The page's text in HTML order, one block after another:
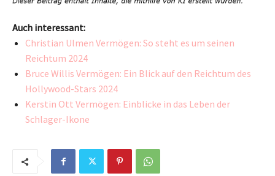
Auch interessant:
Christian Ulmen Vermögen: So steht es um seinen
Reichtum 2024
Bruce Willis Vermögen: Ein Blick auf den Reichtum des
Hollywood-Stars 2024
Kerstin Ott Vermögen: Einblicke in das Leben der
Schlager-Ikone